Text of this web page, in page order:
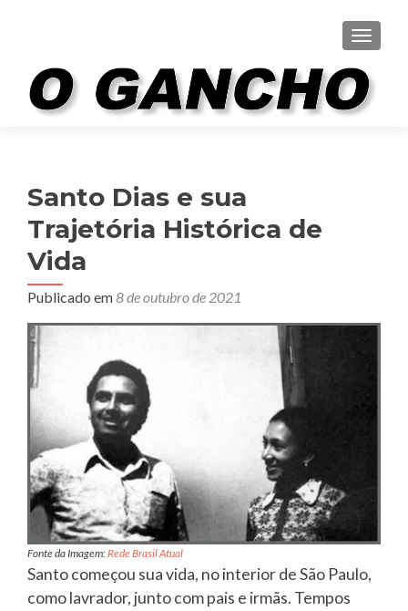
Santo Dias e sua
Trajetória Histórica de
Vida
Publicado em8 de outubro de 2021
Fonte da Imagem:Rede Brasil Atual
Santo começou sua vida, no interior de São Paulo,
como lavrador, junto com pais e irmãs. Tempos